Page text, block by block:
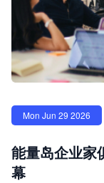
Mon Jun 29 2026
能量岛企业家
幕